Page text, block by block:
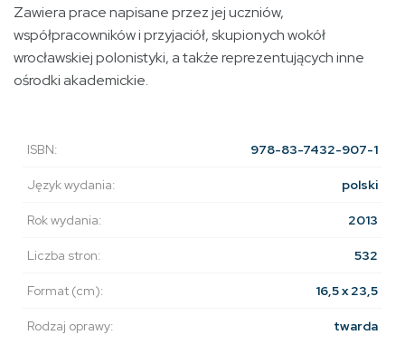
Zawiera prace napisane przez jej uczniów,
współpracowników i przyjaciół, skupionych wokół
wrocławskiej polonistyki, a także reprezentujących inne
ośrodki akademickie.
ISBN: 978-83-7432-907-1
Język wydania: polski
Rok wydania: 2013
Liczba stron: 532
Format (cm): 16,5 x 23,5
Rodzaj oprawy: twarda